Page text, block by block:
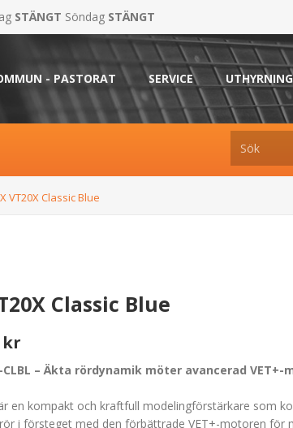
STÄNGT Söndag STÄNGT
- PASTORAT SERVICE UTHYRNING
VT20X Classic Blue
Classic Blue
kr
CLBL – Äkta rördynamik möter avancerad VET+-
är en kompakt och kraftfull modelingförstärkare som
i försteget med den förbättrade VET+-motoren för